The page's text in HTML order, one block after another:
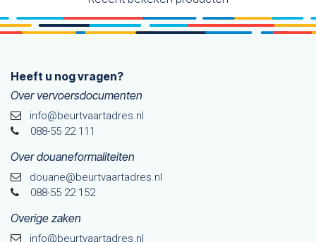
Heeft u nog vragen?
Over vervoersdocumenten
info@beurtvaartadres.nl
088-55 22 111
Over douaneformaliteiten
douane@beurtvaarta​dres.nl
088-55 22 152
Overige zaken
info@beurtvaartadres.nl